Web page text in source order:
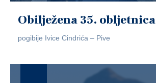
Obilježena 35. obljetnica
pogibije Ivice Cindrića – Pive